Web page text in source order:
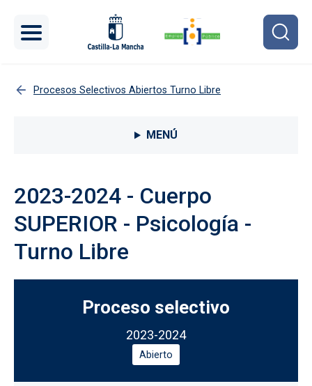
Procesos Selectivos Abiertos Turno Libre
Menú lateral Procesos selectivos
MENÚ
2023-2024 - Cuerpo
SUPERIOR - Psicología -
Turno Libre
Proceso selectivo
2023-2024
Abierto